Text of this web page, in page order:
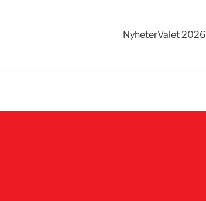
NyheterValet 2026